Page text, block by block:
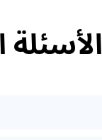
الأسئلة